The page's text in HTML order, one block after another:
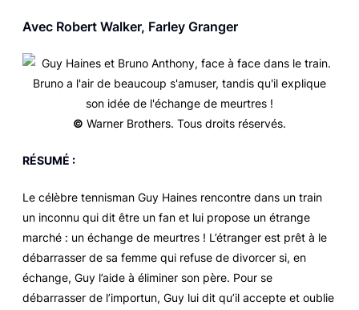
Avec Robert Walker, Farley Granger
© Warner Brothers. Tous droits réservés.
RÉSUMÉ :
Le célèbre tennisman Guy Haines rencontre dans un train
un inconnu qui dit être un fan et lui propose un étrange
marché : un échange de meurtres ! L’étranger est prêt à le
débarrasser de sa femme qui refuse de divorcer si, en
échange, Guy l’aide à éliminer son père. Pour se
débarrasser de l’importun, Guy lui dit qu’il accepte et oublie